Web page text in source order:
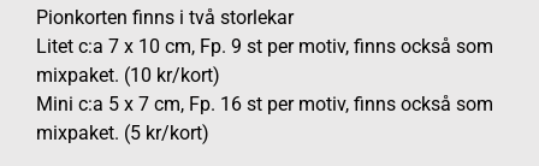
Pionkorten finns i två storlekar
Litet c:a 7 x 10 cm, Fp. 9 st per motiv, finns också som
mixpaket. (10 kr/kort)
Mini c:a 5 x 7 cm, Fp. 16 st per motiv, finns också som
mixpaket. (5 kr/kort)